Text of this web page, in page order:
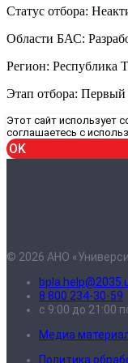
Статус отбора:
Области БАС:
Регион: Республика
Этап отбора: Первый
Этот сайт использует
соглашаетесь с
OK
© 2026 АНО
8 800 234-30-59
с 9:00 до 21:00
Медиа
Политика